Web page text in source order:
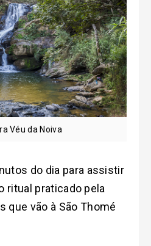
Véu da Noiva
do dia para assistir
ritual praticado pela
que vão à São Thomé